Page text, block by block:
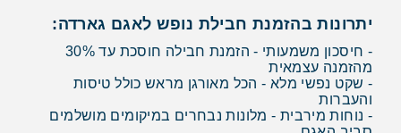
יתרונות בהזמנת חבילת נופש לאגם גארדה:
- חיסכון משמעותי - הזמנת חבילה חוסכת עד 30%
מהזמנה עצמאית
- שקט נפשי מלא - הכל מאורגן מראש כולל טיסות
והעברות
- נוחות מירבית - מלונות נבחרים במיקומים מושלמים